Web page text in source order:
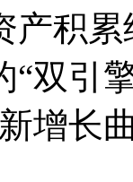
产积
双引擎
增长曲